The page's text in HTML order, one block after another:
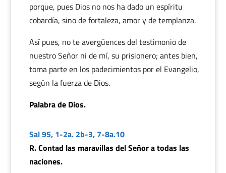
porque, pues Dios no nos ha dado un espíritu
cobardía, sino de fortaleza, amor y de templanza.
Así pues, no te avergüences del testimonio de
nuestro Señor ni de mí, su prisionero; antes bien,
toma parte en los padecimientos por el Evangelio,
según la fuerza de Dios.
Palabra de Dios.
Sal 95, 1-2a. 2b-3, 7-8a.10
R. Contad las maravillas del Señor a todas las
naciones.